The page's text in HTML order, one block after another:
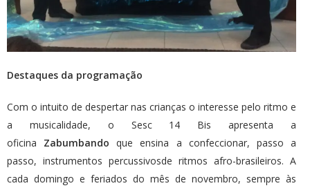
Destaques da programação
Com o intuito de despertar nas crianças o interesse pelo ritmo e
a musicalidade, o Sesc 14 Bis apresenta a
oficina Zabumbando que ensina a confeccionar, passo a
passo, instrumentos percussivosde ritmos afro-brasileiros. A
cada domingo e feriados do mês de novembro, sempre às